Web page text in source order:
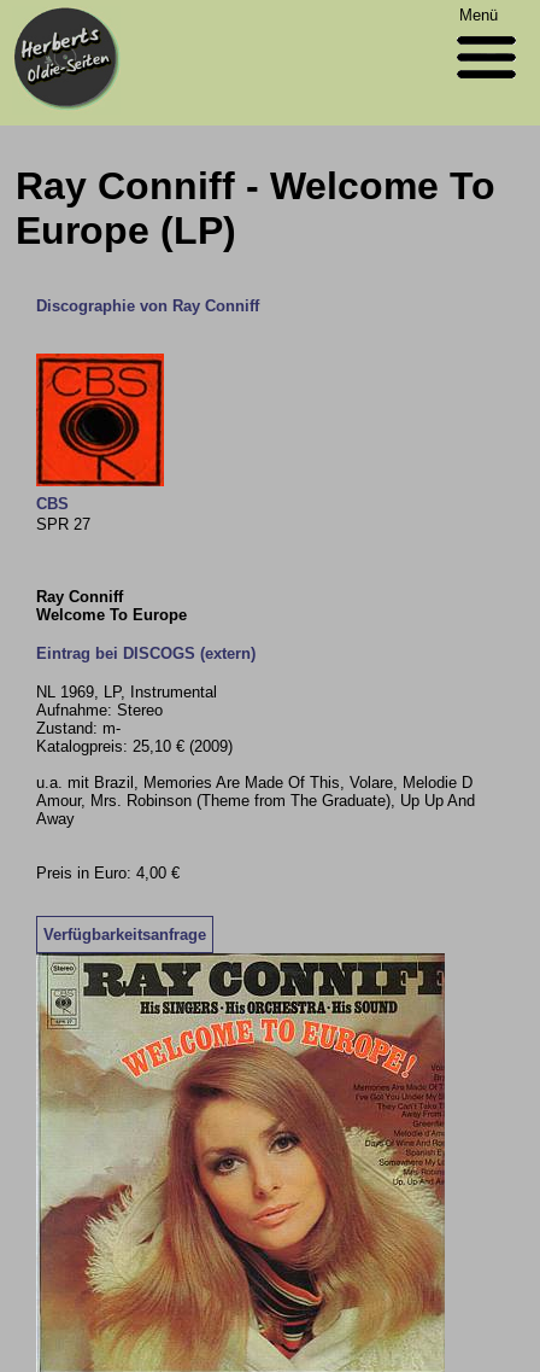
Menü
Ray Conniff - Welcome To
Europe (LP)
Discographie von Ray Conniff
CBS
SPR 27
Ray Conniff
Welcome To Europe
Eintrag bei DISCOGS (extern)
NL 1969, LP, Instrumental
Aufnahme: Stereo
Zustand: m-
Katalogpreis: 25,10 € (2009)
u.a. mit Brazil, Memories Are Made Of This, Volare, Melodie D
Amour, Mrs. Robinson (Theme from The Graduate), Up Up And
Away
Preis in Euro: 4,00 €
Verfügbarkeitsanfrage